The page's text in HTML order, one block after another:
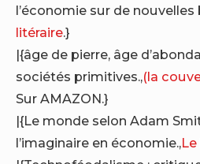
l’économie sur de nouvelles
litéraire.}
|{âge de pierre, âge
sociétés primitives.,(la
Sur AMAZON.}
|{Le monde selon Adam
l’imaginaire en économie.,